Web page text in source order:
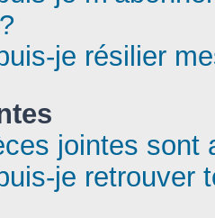
je résilier
jointes sont
je retrouver